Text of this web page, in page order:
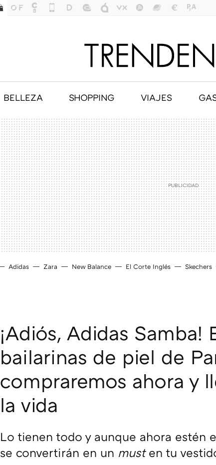
BELLEZA SHOPPING VIAJES
Adidas Zara New Balance El Corte Inglés Skechers
¡Adiós, Adidas Samba!
bailarinas de piel de
compraremos ahora y
la vida
Lo tienen todo y aunque ahora estén
se convertirán en un musten tu